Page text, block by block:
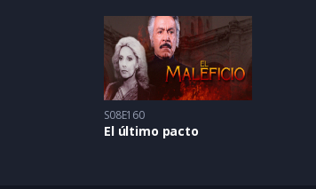
S08E160
El último pacto